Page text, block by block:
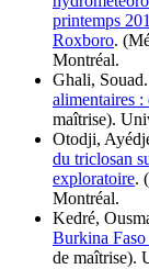
printemps
Roxboro.
Montréal.
Ghali,
alimentaires :
maîtrise).
Otodji,
du triclosan
exploratoire.
Montréal.
Kedré,
Burkina Faso
de maîtrise).